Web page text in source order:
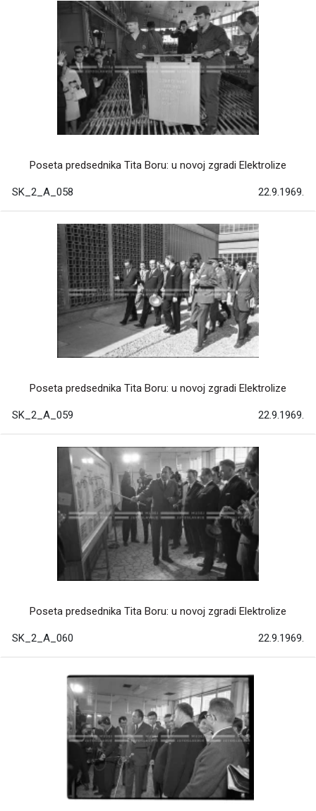
Poseta predsednika Tita Boru: u novoj zgradi Elektrolize
SK_2_A_058 22.9.1969.
Poseta predsednika Tita Boru: u novoj zgradi Elektrolize
SK_2_A_059 22.9.1969.
Poseta predsednika Tita Boru: u novoj zgradi Elektrolize
SK_2_A_060 22.9.1969.